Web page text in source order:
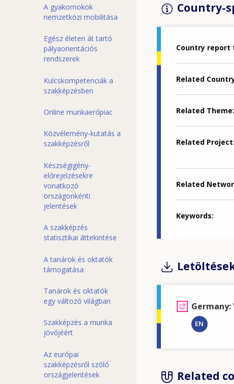
A gyakornokok
nemzetközi mobilitása
Egész életen át tartó
pályaorientációs
rendszerek
Kulcskompetenciák a
szakképzésben
Online munkaerőpiac
Közvélemény-kutatás a
szakképzésről
Készségigény-
előrejelzésekre
vonatkozó
országonkénti
jelentések
A szakképzés
statisztikai áttekintése
A tanárok és oktatók
támogatása
Tanárok és oktatók
egy változó világban
Szakképzés a munka
jövőjéért
Az európai
szakképzésről szóló
országjelentések
Country-
Country report
Related
Related Theme
Related Project
Related
Keywords
Germany:
EN
Related